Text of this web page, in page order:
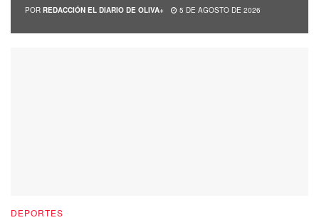
POR REDACCIÓN EL DIARIO DE OLIVA+ 5 DE AGOSTO DE 2026
DEPORTES